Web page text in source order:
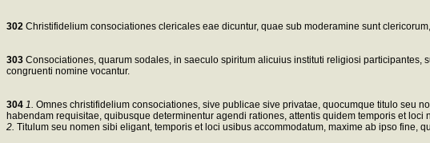
302 Christifidelium consociationes clericales eae dicuntur, quae sub moderamine sunt
303 Consociationes, quarum sodales, in saeculo spiritum alicuius instituti religiosi
congruenti nomine vocantur.
304 1. Omnes christifidelium consociationes, sive publicae sive privatae, quocumque titulo seu
habendam requisitae, quibusque determinentur agendi rationes, attentis quidem temporis et loci
2. Titulum seu nomen sibi eligant, temporis et loci usibus accommodatum, maxime ab ipso fine,